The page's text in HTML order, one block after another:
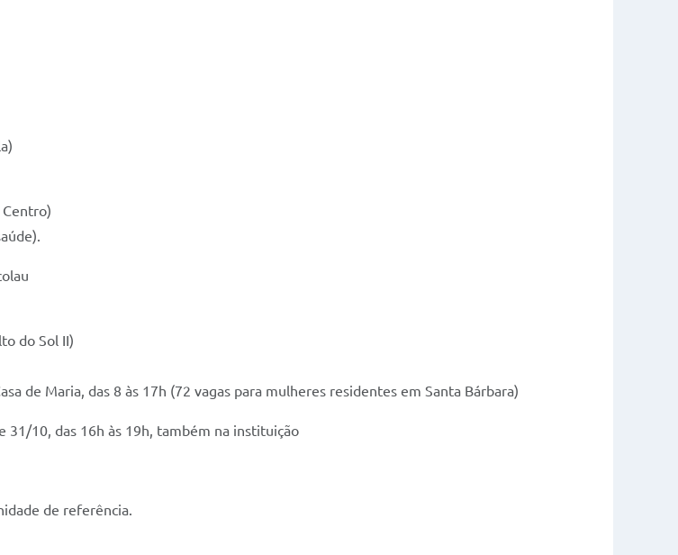
do Sol II)
de Maria, das 8 às 17h (72 vagas para mulheres residentes em Santa Bárbara)
31/10, das 16h às 19h, também na instituição
de referência.